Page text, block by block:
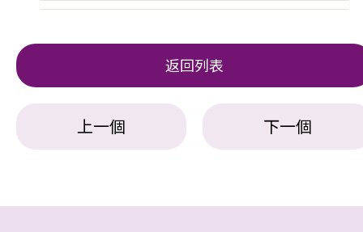
返回列表
上一個 下一個